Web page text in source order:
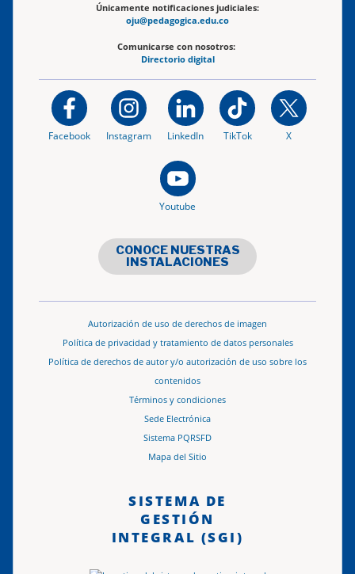
Únicamente notificaciones judiciales:
oju@pedagogica.edu.co
Comunicarse con nosotros:
Directorio digital
Facebook Instagram LinkedIn TikTok X
Youtube
CONOCE NUESTRAS
INSTALACIONES
Autorización de uso de derechos de imagen
Política de privacidad y tratamiento de datos personales
Política de derechos de autor y/o autorización de uso sobre los
contenidos
Términos y condiciones
Sede Electrónica
Sistema PQRSFD
Mapa del Sitio
SISTEMA DE
GESTIÓN
INTEGRAL (SGI)